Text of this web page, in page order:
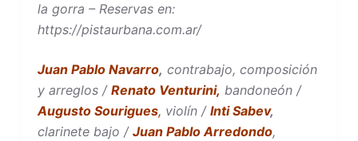
la gorra – Reservas en:
https://pistaurbana.com.ar/
Juan Pablo Navarro, contrabajo, composición
y arreglos / Renato Venturini, bandoneón /
Augusto Sourigues, violín / Inti Sabev,
clarinete bajo / Juan Pablo Arredondo,